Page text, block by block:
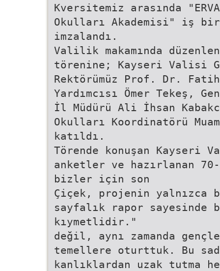
Kversitemiz arasında
Okulları Akademisi" iş
imzalandı.
Valilik makamında
törenine; Kayseri Valisi
Rektörümüz Prof. Dr.
Yardımcısı Ömer Tekeş,
İl Müdürü Ali İhsan
Okulları Koordinatörü
katıldı.
Törende konuşan Kayseri
anketler ve hazırlanan
bizler için son
Çiçek, projenin
sayfalık rapor sayesinde
kıymetlidir."
değil, aynı zamanda
temellere oturttuk. Bu
kanlıklardan uzak tutma